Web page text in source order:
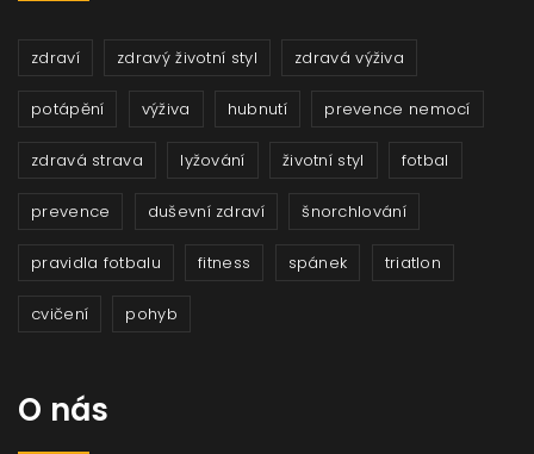
zdraví zdravý životní styl zdravá výživa
potápění výživa hubnutí prevence nemocí
zdravá strava lyžování životní styl fotbal
prevence duševní zdraví šnorchlování
pravidla fotbalu fitness spánek triatlon
cvičení pohyb
O nás